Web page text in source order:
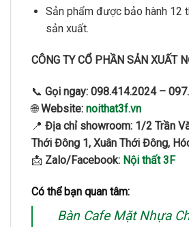
Sản phẩm được bảo hành 12
sản xuất.
CÔNG TY CỔ PHẦN SẢN XUẤT
📞 Gọi ngay: 098.414.2024 –
🌐Website: noithat3f.vn
📍 Địa chỉ showroom: 1/2 Trần
Thới Đông 1, Xuân Thới Đông,
📩 Zalo/Facebook: Nội thất 3F
Có thể bạn quan tâm:
Bàn Cafe Mặt Nhựa